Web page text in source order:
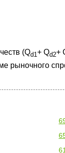
(Qd1+ Qd2+
рыночного
61